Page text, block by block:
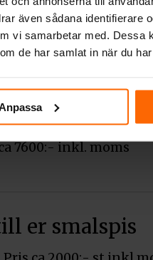
även sådana identifierare
vi samarbetar med. Dessa
de har samlat in när du
Anpassa
till alla
7600:- inkl. moms
er smalspis